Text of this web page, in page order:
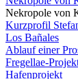
Nekropole von
Kurzprofil
Los Bañales
Ablauf einer
Fregellae-
Hafenprojekt